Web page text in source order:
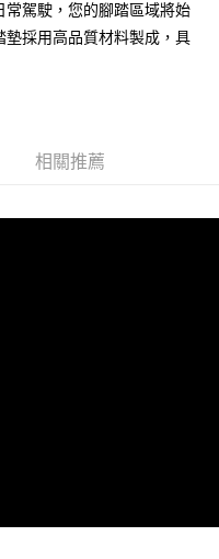
常駕駛，您的腳踏區域將始
採用高品質材料製成，具
相關推薦